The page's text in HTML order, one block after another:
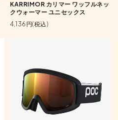
KARRIMOR カリマー ワッフルネッ
クウォーマー ユニセックス
4,136円(税込)